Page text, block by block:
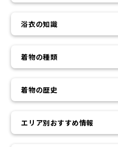
浴衣の知識
着物の種類
着物の歴史
エリア別おすすめ情報